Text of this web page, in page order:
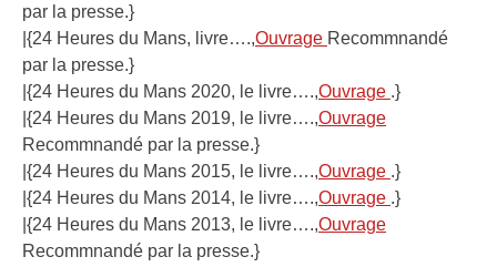
par la presse.}
|{24 Heures du Mans, livre….,Ouvrage Recommnandé
par la presse.}
|{24 Heures du Mans 2020, le livre….,Ouvrage .}
|{24 Heures du Mans 2019, le livre….,Ouvrage
Recommnandé par la presse.}
|{24 Heures du Mans 2015, le livre….,Ouvrage .}
|{24 Heures du Mans 2014, le livre….,Ouvrage .}
|{24 Heures du Mans 2013, le livre….,Ouvrage
Recommnandé par la presse.}